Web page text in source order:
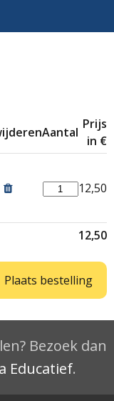
Aantal
Prijs
in €
12,50
12,50
Bezoek dan
Educatief.